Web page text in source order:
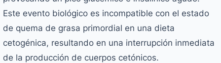
Este evento biológico es incompatible con el estado
de quema de grasa primordial en una dieta
cetogénica, resultando en una interrupción inmediata
de la producción de cuerpos cetónicos.